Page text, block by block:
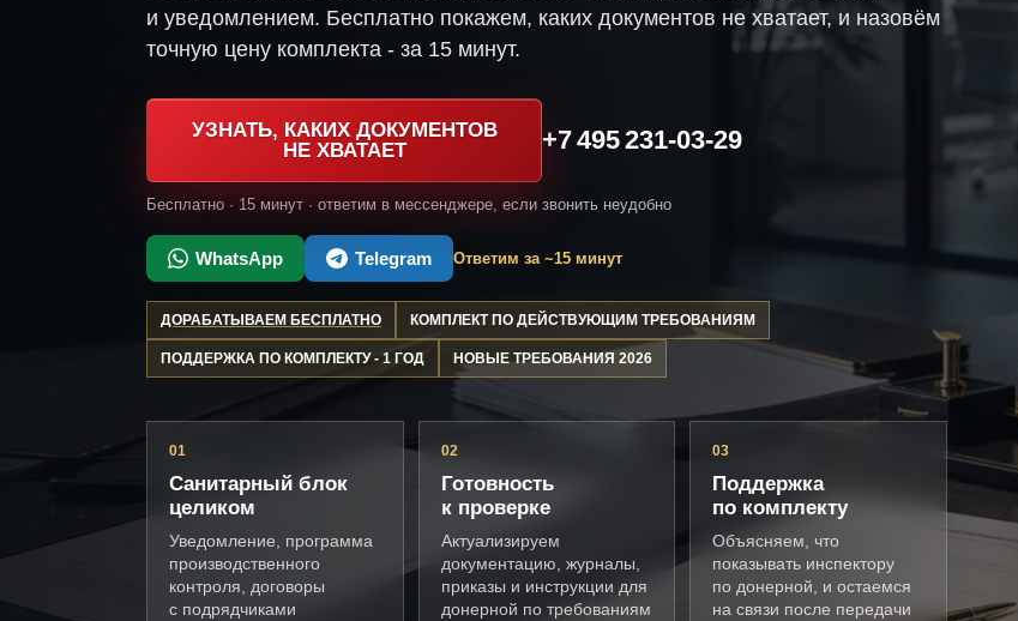
и уведомлением. Бесплатно покажем, каких документов не хватает, и назовём
точную цену комплекта - за 15 минут.
УЗНАТЬ, КАКИХ ДОКУМЕНТОВ
НЕ ХВАТАЕТ
+7 495 231-03-29
Бесплатно · 15 минут · ответим в мессенджере, если звонить неудобно
WhatsApp Telegram Ответим за ~15 минут
ДОРАБАТЫВАЕМ БЕСПЛАТНО КОМПЛЕКТ ПО ДЕЙСТВУЮЩИМ ТРЕБОВАНИЯМ
ПОДДЕРЖКА ПО КОМПЛЕКТУ - 1 ГОД НОВЫЕ ТРЕБОВАНИЯ 2026
01
Санитарный блок
целиком
Уведомление, программа
производственного
контроля, договоры
с подрядчиками
02
Готовность
к проверке
Актуализируем
документацию, журналы,
приказы и инструкции для
донерной по требованиям
03
Поддержка
по комплекту
Объясняем, что
показывать инспектору
по донерной, и остаемся
на связи после передачи